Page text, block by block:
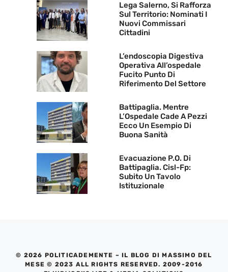
Lega Salerno, Si Rafforza
Sul Territorio: Nominati I
Nuovi Commissari
Cittadini
L’endoscopia Digestiva
Operativa All’ospedale
Fucito Punto Di
Riferimento Del Settore
Battipaglia. Mentre
L’Ospedale Cade A Pezzi
Ecco Un Esempio Di
Buona Sanità
Evacuazione P.O. Di
Battipaglia. Cisl-Fp:
Subito Un Tavolo
Istituzionale
© 2026 POLITICADEMENTE – IL BLOG DI MASSIMO DEL
MESE © 2023 ALL RIGHTS RESERVED. 2009-2016